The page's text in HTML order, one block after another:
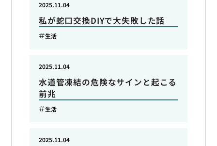
私が蛇口交換DIYで大失敗した話
2025.11.04
生活
水道管凍結の危険なサインと起こる
前兆
2025.11.04
生活
2025.11.04